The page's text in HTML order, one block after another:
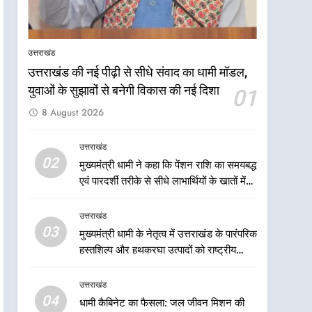
उत्तराखंड
उत्तराखंड की नई पीढ़ी से सीधे संवाद का धामी मॉडल,
युवाओं के सुझावों से बनेगी विकास की नई दिशा
01
8 August 2026
02
उत्तराखंड
मुख्यमंत्री धामी ने कहा कि पेंशन राशि का समयबद्ध
एवं पारदर्शी तरीके से सीधे लाभार्थियों के खातों में
सरकारी योजनाओं का सीधे लाभ मिल रहा है
03
उत्तराखंड
मुख्यमंत्री धामी के नेतृत्व में उत्तराखंड के पारंपरिक
हस्तशिल्प और हथकरघा उत्पादों को राष्ट्रीय
04
उत्तराखंड
धामी कैबिनेट का फैसला: जल जीवन मिशन की
केंद्रीय मंत्री अजय टम्टा और
मुख्यमंत्री धामी की बैठक, सड़क
परियोजनाओं पर हुआ मंथन
7
एमडीडीए बोर्ड बैठक में 25 विकास
प्रस्तावों को मिली मंजूरी, देहरादून-
8
मुख्यमंत्री धामी के प्रयासों से
बनबसा रेलवे स्टेशन पर अछनेरा-
1
उत्तराखंड की नई पीढ़ी से सीधे
दिशा